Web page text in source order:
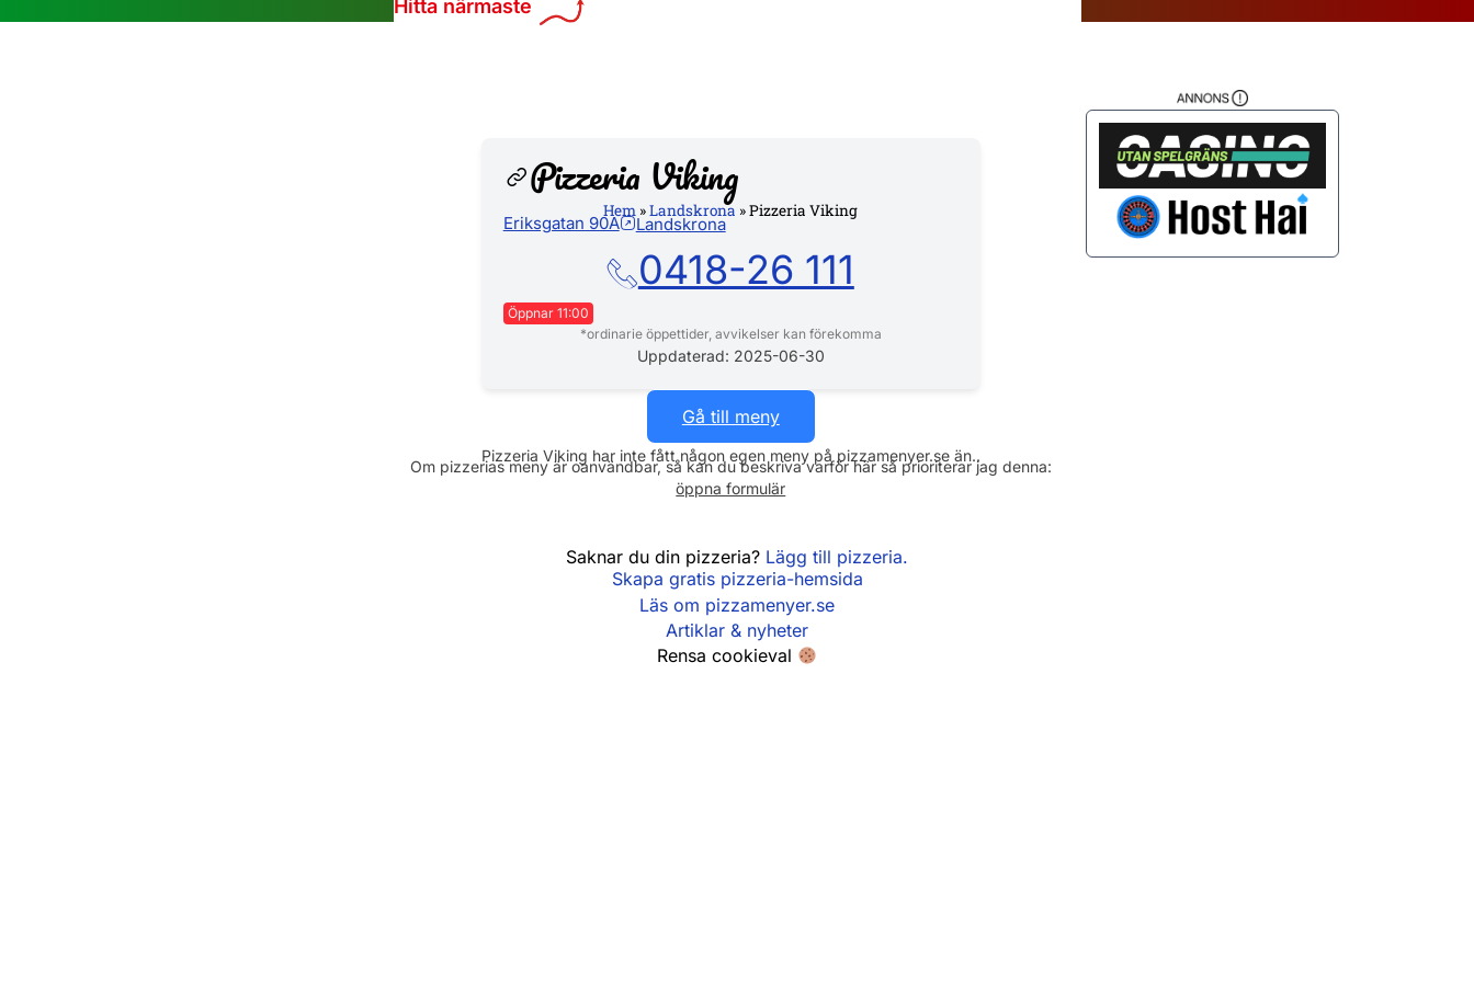
Hitta närmaste
Pizzeria Viking
Hem »Landskrona »Pizzeria Viking
Eriksgatan 90A Landskrona
0418-26 111
Öppnar 11:00
Måndag 11:00 - 21:00
11:00 - 21:00
Onsdag 11:00 - 21:00
11:00 - 21:00
Lördag
12:00 - 22:00
Söndag
12:00 - 21:00
*ordinarie öppettider, avvikelser kan förekomma
Uppdaterad: 2025-06-30
Gå till meny
Pizzeria Viking har inte fått någon egen meny på pizzamenyer.se än..
Om pizzerias meny är oanvändbar, så kan du beskriva varför här så prioriterar jag denna:
öppna formulär
Saknar du din pizzeria? Lägg till pizzeria.
Skapa gratis pizzeria-hemsida
Läs om pizzamenyer.se
Artiklar & nyheter
Rensa cookieval